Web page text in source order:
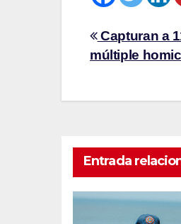
Capturan a
múltiple
Entrada